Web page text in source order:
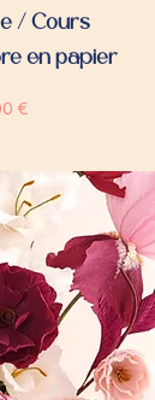
/ Cours
en papier
€